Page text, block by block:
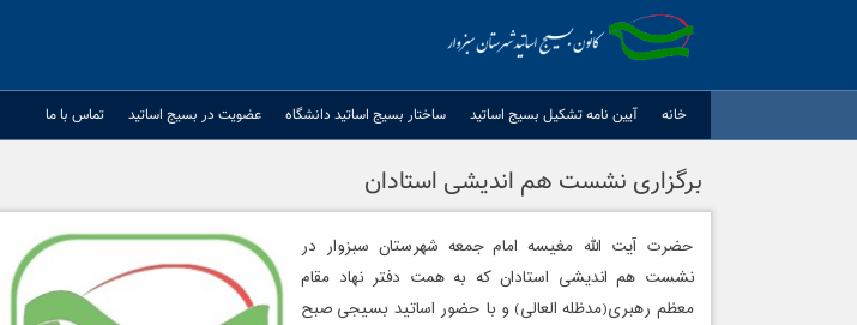
خانه آيين نامه تشكيل بسيج اساتيد ساختار بسیج اساتید دانشگاه عضویت در بسیج اساتید تماس با ما
برگزاری نشست هم اندیشی استادان
حضرت آیت الله مغیسه امام جمعه شهرستان سبزوار در
نشست هم اندیشی استادان که به همت دفتر نهاد مقام‌
معظم رهبری(مدظله العالی) و با حضور اساتید بسیجی صبح